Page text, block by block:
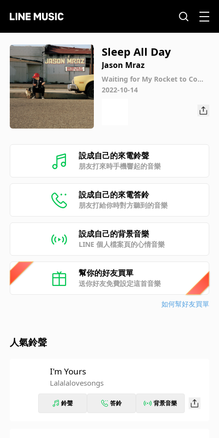
Sleep All Day
Jason Mraz
Waiting for My Rocket to Come
(Expanded Edition)
2022-10-14
設成自己的來電鈴聲
朋友打來時手機響起的音樂
設成自己的來電答鈴
朋友打給你時對方聽到的音樂
設成自己的背景音樂
LINE 個人檔案頁的心情音樂
幫你的好友買單
送你好友免費設定這首音樂
如何幫好友買單
人氣鈴聲
I'm Yours
Lalalalovesongs
鈴聲 答鈴 背景音樂